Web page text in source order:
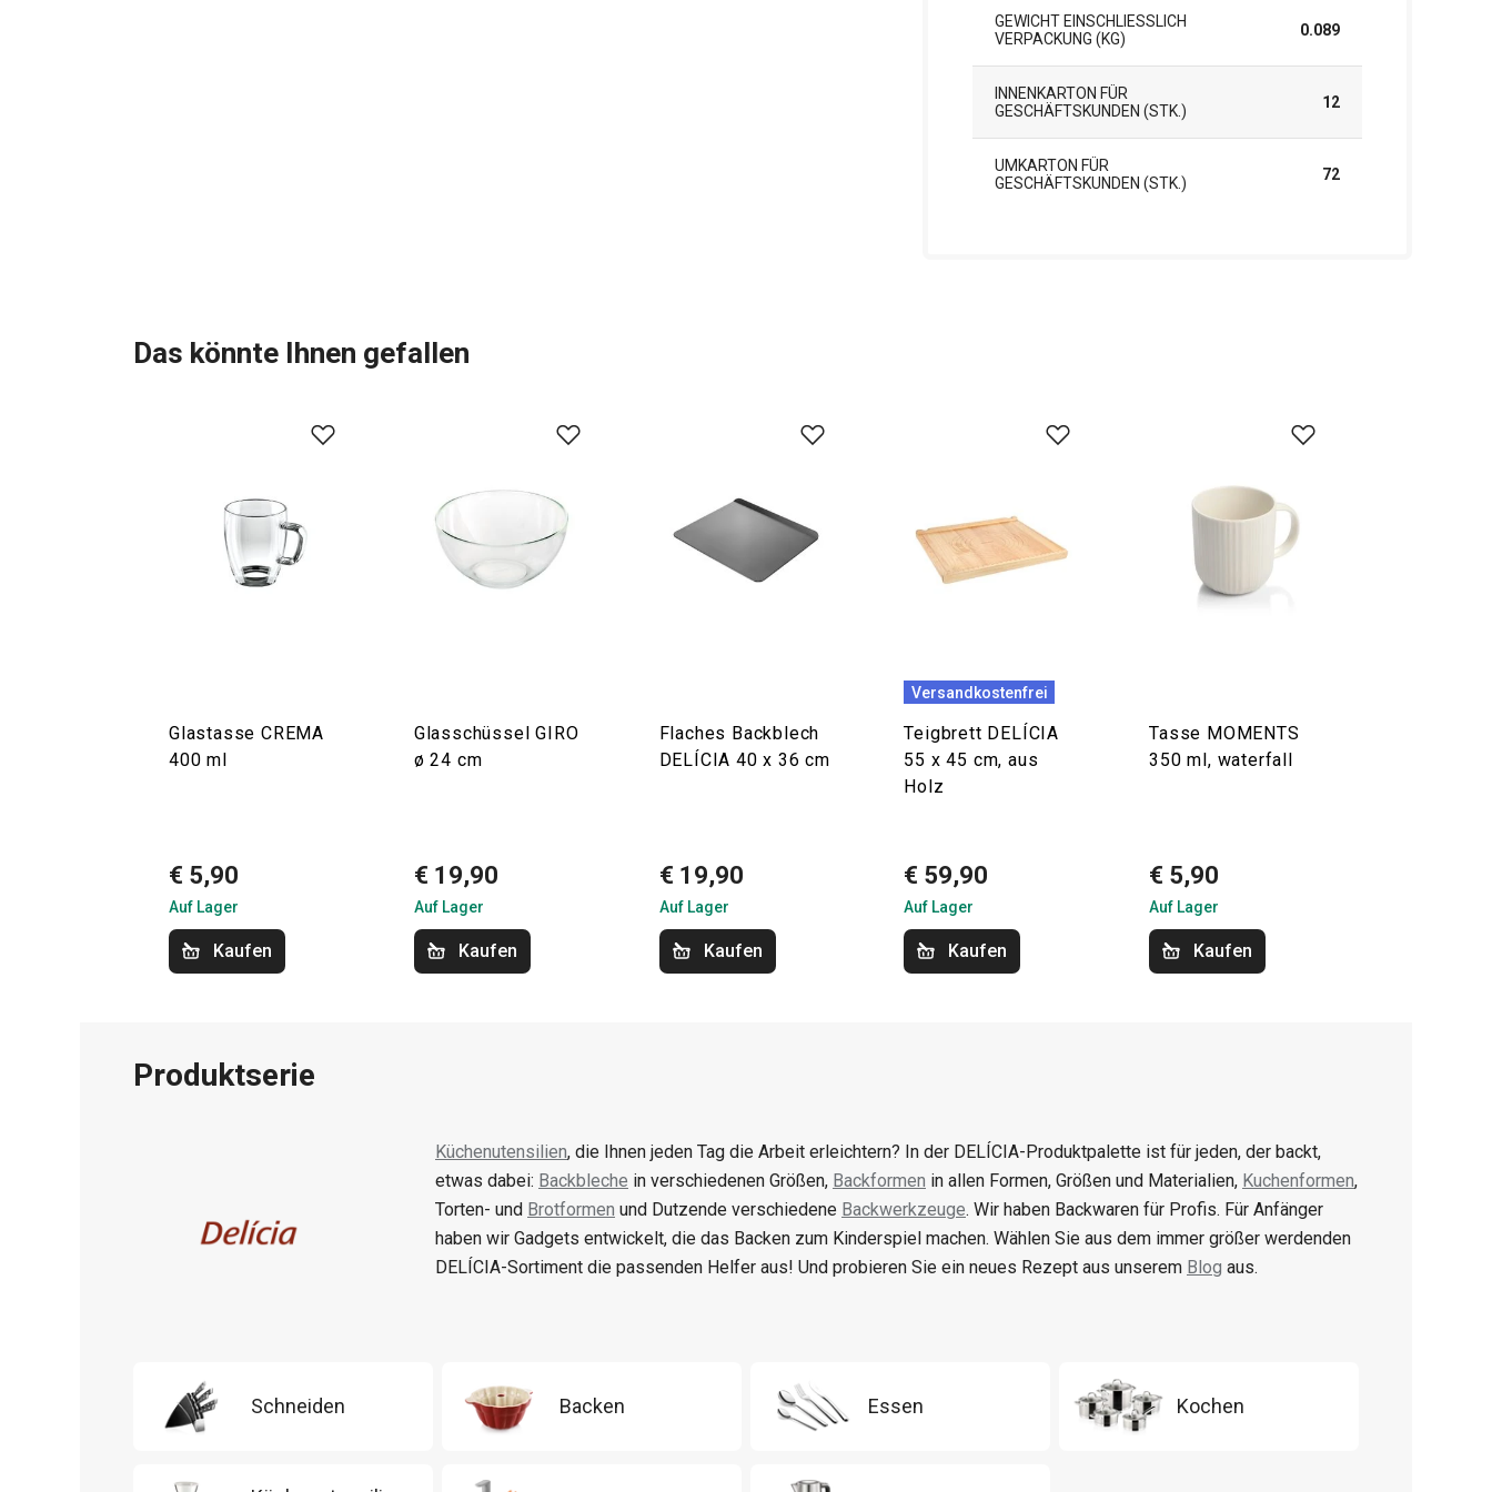
GEWICHT EINSCHLIESSLICH V
ERPACKUNG (KG)
0.089
INNENKARTON FÜR
GESCHÄFTSKUNDEN (STK.)
12
UMKARTON FÜR
GESCHÄFTSKUNDEN (STK.)
72
Das könnte Ihnen gefallen
Glastasse CREMA
400 ml
€ 5,90
Auf Lager
Kaufen
Glasschüssel GIRO
ø 24 cm
€ 19,90
Auf Lager
Kaufen
Flaches Backblech
DELÍCIA 40 x 36 cm
€ 19,90
Auf Lager
Kaufen
Versandkostenfrei
Teigbrett DELÍCIA
55 x 45 cm, aus
Holz
€ 59,90
Auf Lager
Kaufen
Tasse MOMENTS
350 ml, waterfall
€ 5,90
Auf Lager
Kaufen
Produktserie
Küchenutensilien, die Ihnen jeden Tag die Arbeit erleichtern? In der DELÍCIA-Produktpalette ist für jeden, der backt,
etwas dabei: Backbleche in verschiedenen Größen, Backformen in allen Formen, Größen und Materialien, Kuchenformen,
Torten- und Brotformen und Dutzende verschiedene Backwerkzeuge. Wir haben Backwaren für Profis. Für Anfänger
haben wir Gadgets entwickelt, die das Backen zum Kinderspiel machen. Wählen Sie aus dem immer größer werdenden
DELÍCIA-Sortiment die passenden Helfer aus! Und probieren Sie ein neues Rezept aus unserem Blog aus.
Schneiden Backen Essen Kochen